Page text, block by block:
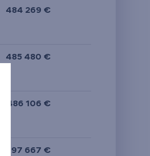
484 269 €
485 480 €
486 106 €
497 667 €